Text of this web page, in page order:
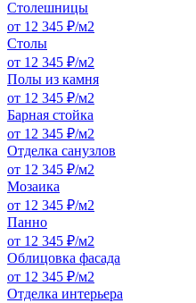
Столешницы
от 12 345 ₽/м2
Столы
от 12 345 ₽/м2
Полы из камня
от 12 345 ₽/м2
Барная стойка
от 12 345 ₽/м2
Отделка санузлов
от 12 345 ₽/м2
Мозаика
от 12 345 ₽/м2
Панно
от 12 345 ₽/м2
Облицовка фасада
от 12 345 ₽/м2
Отделка интерьера